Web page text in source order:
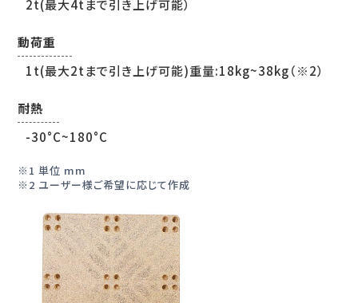
2t(最大4tまで引き上げ可能）
動荷重
1t(最大2tまで引き上げ可能)重量:18kg~38kg（※2）
耐熱
-30°C~180°C
1 単位 mm
2 ユーザー様ご希望に応じて作成